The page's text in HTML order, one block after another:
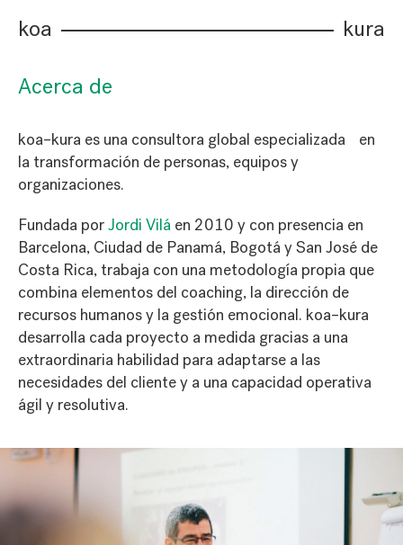
koa kura
Acerca de
koa–kura es una consultora global especializada en
la transformación de personas, equipos y
organizaciones.
Fundada porJordi Vilá en 2010 y con presencia en
Barcelona, Ciudad de Panamá, Bogotá y San José de
Costa Rica, trabaja con una metodología propia que
combina elementos del coaching, la dirección de
recursos humanos y la gestión emocional. koa–kura
desarrolla cada proyecto a medida gracias a una
extraordinaria habilidad para adaptarse a las
necesidades del cliente y a una capacidad operativa
ágil y resolutiva.